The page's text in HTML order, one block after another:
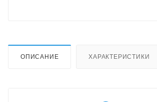
ОПИСАНИЕ ХАРАКТЕРИСТИКИ